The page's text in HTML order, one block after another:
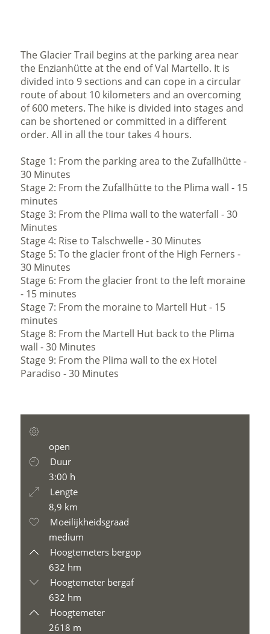
The Glacier Trail begins at the parking area near
the Enzianhütte at the end of Val Martello. It is
divided into 9 sections and can cope in a circular
route of about 10 kilometers and an overcoming
of 600 meters. The hike is divided into stages and
can be shortened or committed in a different
order. All in all the tour takes 4 hours.
Stage 1: From the parking area to the Zufallhütte -
30 Minutes
Stage 2: From the Zufallhütte to the Plima wall - 15
minutes
Stage 3: From the Plima wall to the waterfall - 30
Minutes
Stage 4: Rise to Talschwelle - 30 Minutes
Stage 5: To the glacier front of the High Ferners -
30 Minutes
Stage 6: From the glacier front to the left moraine
- 15 minutes
Stage 7: From the moraine to Martell Hut - 15
minutes
Stage 8: From the Martell Hut back to the Plima
wall - 30 Minutes
Stage 9: From the Plima wall to the ex Hotel
Paradiso - 30 Minutes
open
Duur
3:00 h
Lengte
8,9 km
Moeilijkheidsgraad
medium
Hoogtemeters bergop
632 hm
Hoogtemeter bergaf
632 hm
Hoogtemeter
2618 m